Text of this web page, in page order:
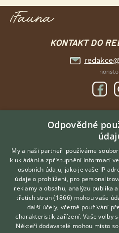
KONTAKT DO
DOMOVSKÁ
O nás
Možnosti
Odpovědné
My a naši partneři používáme
k ukládání a zpřístupnění informací
osobních údajů, jako je vaše IP
údaje o prohlížení, pro
reklamy a obsahu, analýzu publika
třetích stran (1866) mohou vaše
další účely, včetně používání
charakteristik zařízení. Vaše volby
Někteří dodavatelé mohou místo